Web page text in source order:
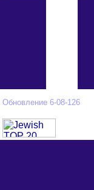
Обновление 6-08-126